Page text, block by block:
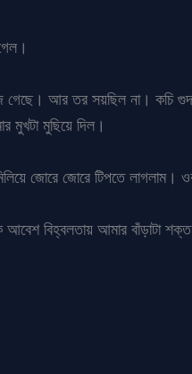
আর তর সয়ছিল না। কচি
মুখটা মুছিয়ে দিল।
জোরে জোরে টিপতে লাগলাম।
বিহ্বলতায় আমার বাঁড়াটা